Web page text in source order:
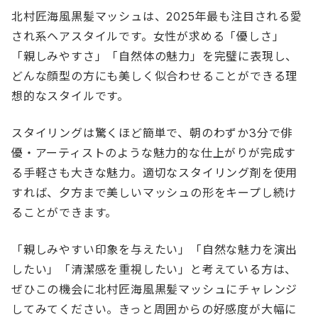
北村匠海風黒髪マッシュは、2025年最も注目される愛
され系ヘアスタイルです。女性が求める「優しさ」
「親しみやすさ」「自然体の魅力」を完璧に表現し、
どんな顔型の方にも美しく似合わせることができる理
想的なスタイルです。
スタイリングは驚くほど簡単で、朝のわずか3分で俳
優・アーティストのような魅力的な仕上がりが完成す
る手軽さも大きな魅力。適切なスタイリング剤を使用
すれば、夕方まで美しいマッシュの形をキープし続け
ることができます。
「親しみやすい印象を与えたい」「自然な魅力を演出
したい」「清潔感を重視したい」と考えている方は、
ぜひこの機会に北村匠海風黒髪マッシュにチャレンジ
してみてください。きっと周囲からの好感度が大幅に